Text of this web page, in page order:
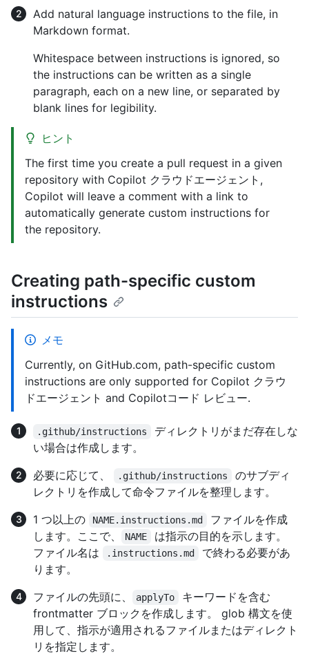
Add natural language instructions to the file, in
Markdown format.
Whitespace between instructions is ignored, so
the instructions can be written as a single
paragraph, each on a new line, or separated by
blank lines for legibility.
ヒント
The first time you create a pull request in a given
repository with Copilot クラウドエージェント,
Copilot will leave a comment with a link to
automatically generate custom instructions for
the repository.
Creating path-specific custom
instructions
メモ
Currently, on GitHub.com, path-specific custom
instructions are only supported for Copilot クラウ
ドエージェント and Copilotコード レビュー.
.github/instructions
ディレクトリがまだ存在しな
い場合は作成します。
必要に応じて、
.github/instructions
のサブディ
レクトリを作成して命令ファイルを整理します。
1 つ以上の
NAME.instructions.md
ファイルを作成
します。ここで、
NAME
は指示の目的を示します。
ファイル名は
.instructions.md
で終わる必要があ
ります。
ファイルの先頭に、
applyTo
キーワードを含む
frontmatter ブロックを作成します。 glob 構文を使
用して、指示が適用されるファイルまたはディレクト
リを指定します。